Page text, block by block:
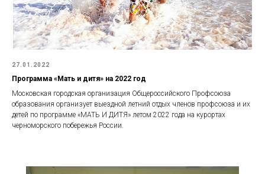
27.01.2022
Программа «Мать и дитя» на 2022 год
Московская городская организация Общероссийского Профсоюза
образования организует выездной летний отдых членов профсоюза и их
детей по программе «МАТЬ И ДИТЯ» летом 2022 года на курортах
черноморского побережья России.